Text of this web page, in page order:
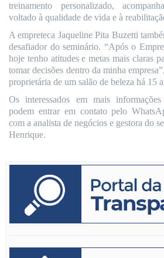
treinamento personalizado,
voltado à qualidade de vida e à
A empreteca Jaqueline Pita Buzetti
desafiador do seminário. “Após o
hoje tenho atitudes e metas mais claras
tomar decisões dentro da minha
proprietária de um salão de beleza há 15
Os interessados em mais
podem entrar em contato pelo
com a analista de negócios e gestora do
Henrique.